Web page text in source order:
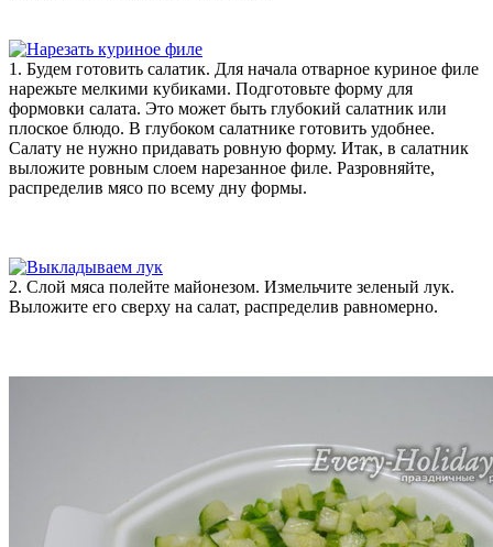
1. Будем готовить салатик. Для начала отварное куриное филе
нарежьте мелкими кубиками. Подготовьте форму для
формовки салата. Это может быть глубокий салатник или
плоское блюдо. В глубоком салатнике готовить удобнее.
Салату не нужно придавать ровную форму. Итак, в салатник
выложите ровным слоем нарезанное филе. Разровняйте,
распределив мясо по всему дну формы.
2. Слой мяса полейте майонезом. Измельчите зеленый лук.
Выложите его сверху на салат, распределив равномерно.